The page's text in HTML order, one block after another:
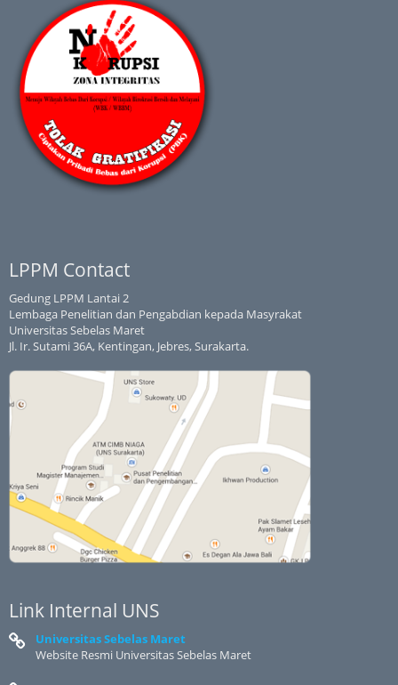
LPPM Contact
Gedung LPPM Lantai 2
Lembaga Penelitian dan Pengabdian kepada Masyrakat
Universitas Sebelas Maret
Jl. Ir. Sutami 36A, Kentingan, Jebres, Surakarta.
Link Internal UNS
Universitas Sebelas Maret
Website Resmi Universitas Sebelas Maret